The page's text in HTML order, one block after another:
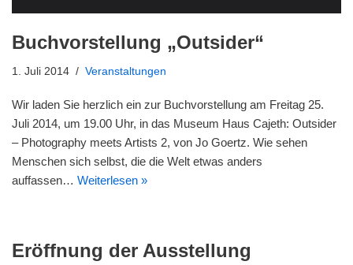
Buchvorstellung „Outsider“
1. Juli 2014 Veranstaltungen
Wir laden Sie herzlich ein zur Buchvorstellung am Freitag 25.
Juli 2014, um 19.00 Uhr, in das Museum Haus Cajeth: Outsider
– Photography meets Artists 2, von Jo Goertz. Wie sehen
Menschen sich selbst, die die Welt etwas anders
auffassen… Weiterlesen »
Eröffnung der Ausstellung